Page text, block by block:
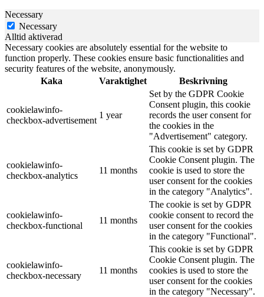
Necessary
Necessary
Alltid aktiverad
Necessary cookies are absolutely essential for the website to
function properly. These cookies ensure basic functionalities and
security features of the website, anonymously.
Kaka
Varaktighet Beskrivning
cookielawinfo-
checkbox-advertisement
1 year
Set by the GDPR Cookie
Consent plugin, this cookie
records the user consent for
the cookies in the
"Advertisement" category.
cookielawinfo-
checkbox-analytics
11 months
This cookie is set by GDPR
Cookie Consent plugin. The
cookie is used to store the
user consent for the cookies
in the category "Analytics".
cookielawinfo-
checkbox-functional
11 months
The cookie is set by GDPR
cookie consent to record the
user consent for the cookies
in the category "Functional".
cookielawinfo-
checkbox-necessary
11 months
This cookie is set by GDPR
Cookie Consent plugin. The
cookies is used to store the
user consent for the cookies
in the category "Necessary".